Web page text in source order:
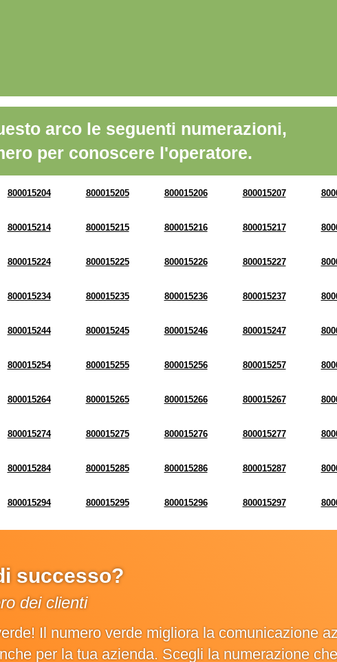
arco le seguenti numerazioni,
per conoscere l'operatore.
800015204 800015205 800015206 800015207
800015214 800015215 800015216 800015217
800015224 800015225 800015226 800015227
800015234 800015235 800015236 800015237
800015244 800015245 800015246 800015247
800015254 800015255 800015256 800015257
800015264 800015265 800015266 800015267
800015274 800015275 800015276 800015277
800015284 800015285 800015286 800015287
800015294 800015295 800015296 800015297
successo?
dei clienti
Il numero verde migliora la comunicazione
per la tua azienda. Scegli la numerazione